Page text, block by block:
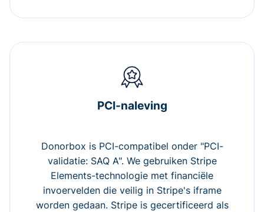
PCI-naleving
Donorbox is PCI-compatibel onder "PCI-
validatie: SAQ A". We gebruiken Stripe
Elements-technologie met financiële
invoervelden die veilig in Stripe's iframe
worden gedaan. Stripe is gecertificeerd als